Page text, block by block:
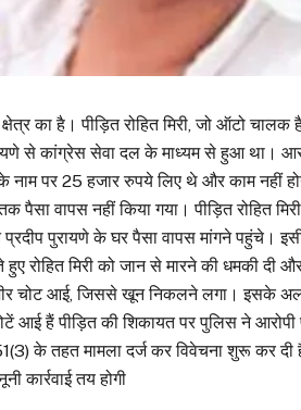
क्षेत्र का है। पीड़ित रोहित मिरी, जो ऑटो
से कांग्रेस सेवा दल के माध्यम से हुआ था।
नाम पर 25 हजार रुपये लिए थे और काम नहीं
वापस नहीं किया गया। पीड़ित रोहित
पुरायणे के घर पैसा वापस मांगने पहुंचे।
रोहित मिरी को जान से मारने की धमकी दी
चोट आई, जिससे खून निकलने लगा। इसके
आई हैं पीड़ित की शिकायत पर पुलिस ने आरोपी
के तहत मामला दर्ज कर विवेचना शुरू कर
कार्रवाई तय होगी